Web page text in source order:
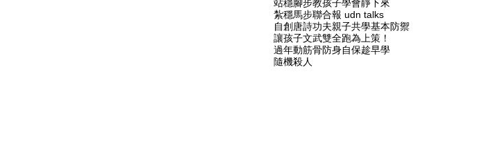
站穩腳步教孩子學會靜下來
紮穩馬步聯合報 udn talks
自創唐詩功夫親子共學基本防禦
讓孩子文武雙全跑為上策！
過年動筋骨防身自保趁早學
隨機殺人